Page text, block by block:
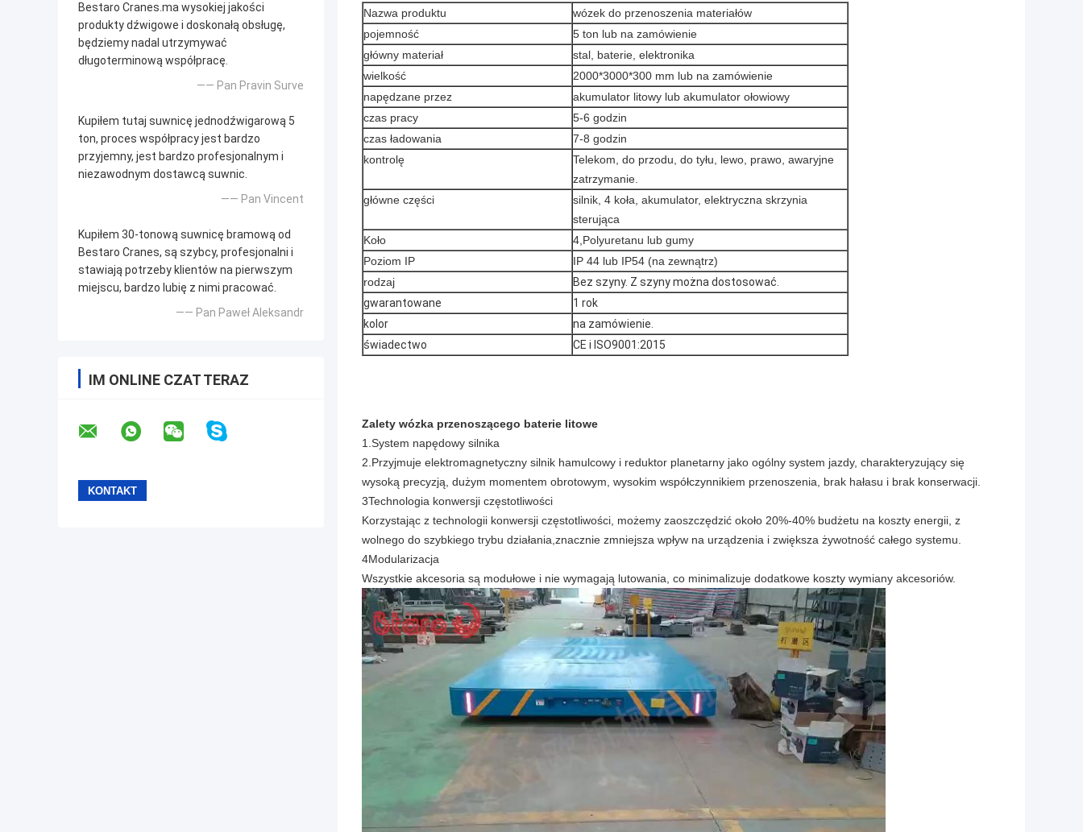
Bestaro Cranes.ma wysokiej jakości
produkty dźwigowe i doskonałą obsługę,
będziemy nadal utrzymywać
długoterminową współpracę.
—— Pan Pravin Surve
Kupiłem tutaj suwnicę jednodźwigarową 5
ton, proces współpracy jest bardzo
przyjemny, jest bardzo profesjonalnym i
niezawodnym dostawcą suwnic.
—— Pan Vincent
Kupiłem 30-tonową suwnicę bramową od
Bestaro Cranes, są szybcy, profesjonalni i
stawiają potrzeby klientów na pierwszym
miejscu, bardzo lubię z nimi pracować.
—— Pan Paweł Aleksandr
IM ONLINE CZAT TERAZ
Nazwa produktu
wózek do przenoszenia materiałów
pojemność
5 ton lub na zamówienie
główny materiał
stal, baterie, elektronika
wielkość
2000*3000*300 mm lub na zamówienie
napędzane przez
akumulator litowy lub akumulator ołowiowy
czas pracy
5-6 godzin
czas ładowania
7-8 godzin
kontrolę
Telekom, do przodu, do tyłu, lewo, prawo, awaryjne
zatrzymanie.
główne części
silnik, 4 koła, akumulator, elektryczna skrzynia
sterująca
Koło
4,Polyuretanu lub gumy
Poziom IP
IP 44 lub IP54 (na zewnątrz)
rodzaj
Bez szyny. Z szyny można dostosować.
gwarantowane
1 rok
kolor
na zamówienie.
świadectwo
CE i ISO9001:2015
Zalety wózka przenoszącego baterie litowe
1.System napędowy silnika
2.Przyjmuje elektromagnetyczny silnik hamulcowy i reduktor planetarny jako ogólny system jazdy, charakteryzujący się
wysoką precyzją, dużym momentem obrotowym, wysokim współczynnikiem przenoszenia, brak hałasu i brak konserwacji.
3Technologia konwersji częstotliwości
Korzystając z technologii konwersji częstotliwości, możemy zaoszczędzić około 20%-40% budżetu na koszty energii, z
wolnego do szybkiego trybu działania,znacznie zmniejsza wpływ na urządzenia i zwiększa żywotność całego systemu.
4Modularizacja
Wszystkie akcesoria są modułowe i nie wymagają lutowania, co minimalizuje dodatkowe koszty wymiany akcesoriów.